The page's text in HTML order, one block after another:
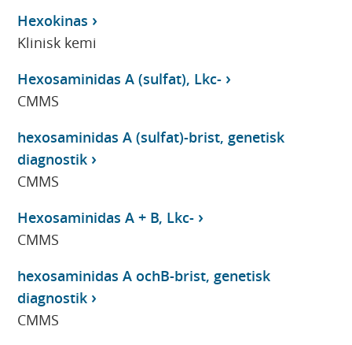
Hexokinas
Klinisk kemi
Hexosaminidas A (sulfat), Lkc-
CMMS
hexosaminidas A (sulfat)-brist, genetisk
diagnostik
CMMS
Hexosaminidas A + B, Lkc-
CMMS
hexosaminidas A ochB-brist, genetisk
diagnostik
CMMS